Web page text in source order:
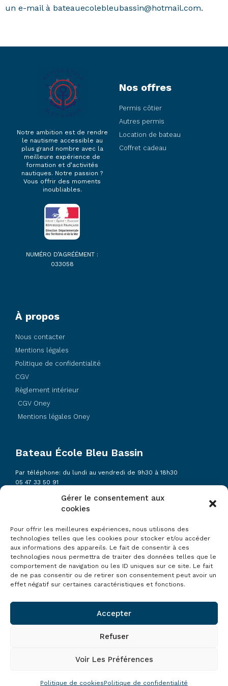
Gérer le consentement aux
cookies
Pour offrir les meilleures expériences, nous utilisons des
technologies telles que les cookies pour stocker et/ou accéder
aux informations des appareils. Le fait de consentir à ces
technologies nous permettra de traiter des données telles que le
comportement de navigation ou les ID uniques sur ce site. Le fait
de ne pas consentir ou de retirer son consentement peut avoir un
effet négatif sur certaines caractéristiques et fonctions.
Accepter
Refuser
Voir Les Préférences
Politique de cookiesPolitique de confidentialité
un e-mail à bateauecolebleubassin@hotmail.com.
Notre ambition est de rendre
le nautisme accessible au
plus grand nombre avec la
meilleure expérience de
formation et d’activités
nautiques. Notre passion ?
Vous offrir des moments
inoubliables.
NUMÉRO D’AGRÉÉMENT :
033058
Nos offres
Permis côtier
Autres permis
Location de bateau
Coffret cadeau
À propos
Nous contacter
Mentions légales
Politique de confidentialité
CGV
Règlement intérieur
CGV Oney
Mentions légales Oney
Bateau École Bleu Bassin
Par téléphone: du lundi au vendredi de 9h30 à 18h30
05 47 33 50 91
Agence Arcachon sur RDV:
33120 ARCACHON
Agence de Eysines:
19 AVENUE DU MEDOC
33320 ESYSINES